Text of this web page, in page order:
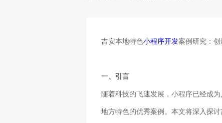
吉安本地特色小程序开发案例研究：
一、引言
随着科技的飞速发展，小程序已经成
地方特色的优秀案例。本文将深入探